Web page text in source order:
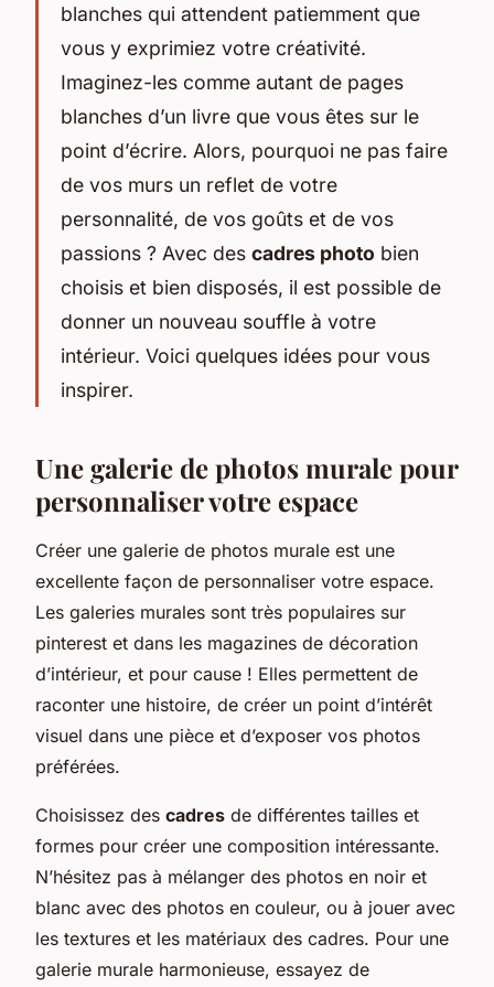
blanches qui attendent patiemment que
vous y exprimiez votre créativité.
Imaginez-les comme autant de pages
blanches d’un livre que vous êtes sur le
point d’écrire. Alors, pourquoi ne pas faire
de vos murs un reflet de votre
personnalité, de vos goûts et de vos
passions ? Avec des cadres photo bien
choisis et bien disposés, il est possible de
donner un nouveau souffle à votre
intérieur. Voici quelques idées pour vous
inspirer.
Une galerie de photos murale pour
personnaliser votre espace
Créer une galerie de photos murale est une
excellente façon de personnaliser votre espace.
Les galeries murales sont très populaires sur
pinterest et dans les magazines de décoration
d’intérieur, et pour cause ! Elles permettent de
raconter une histoire, de créer un point d’intérêt
visuel dans une pièce et d’exposer vos photos
préférées.
Choisissez des cadres de différentes tailles et
formes pour créer une composition intéressante.
N’hésitez pas à mélanger des photos en noir et
blanc avec des photos en couleur, ou à jouer avec
les textures et les matériaux des cadres. Pour une
galerie murale harmonieuse, essayez de